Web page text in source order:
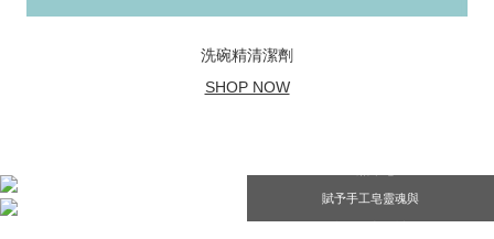
洗碗精清潔劑
SHOP NOW
賦予手工皂靈魂與